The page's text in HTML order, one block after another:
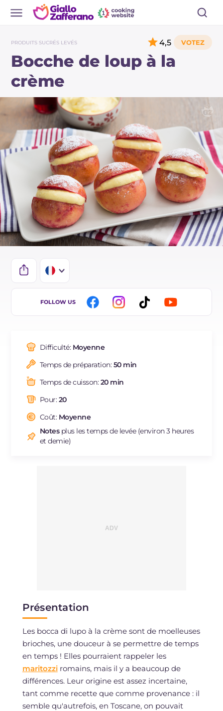
PRODUITS SUCRÉS LEVÉS
Bocche de loup à la
crème
4,5
IT
ES
DE
NL
FOLLOW US
Difficulté: Moyenne
Temps de préparation:50 min
Temps de cuisson:20 min
Pour:20
Coût: Moyenne
Notesplus les temps de levée (environ 3 heures
et demie)
Présentation
Les bocca di lupo à la crème sont de moelleuses
brioches, une douceur à se permettre de temps
en temps ! Elles pourraient rappeler les
maritozziromains, mais il y a beaucoup de
différences. Leur origine est assez incertaine,
tant comme recette que comme provenance : il
semble qu'autrefois, en Toscane, on pouvait